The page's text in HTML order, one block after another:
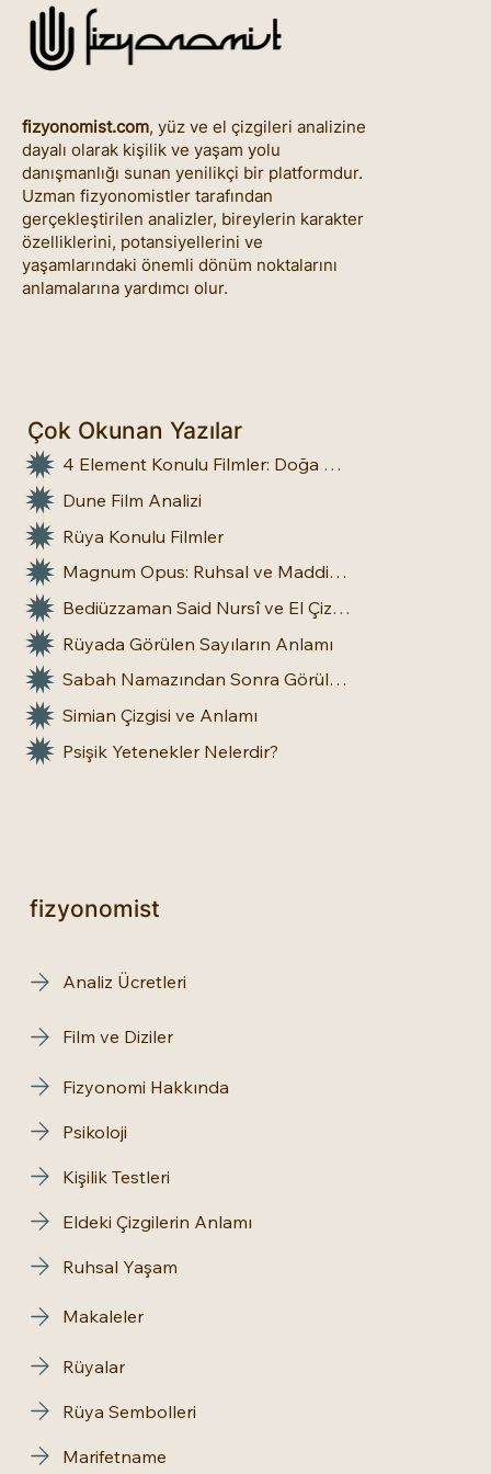
fizyonomist.com, yüz ve el çizgileri analizine
dayalı olarak kişilik ve yaşam yolu
danışmanlığı sunan yenilikçi bir platformdur.
Uzman fizyonomistler tarafından
gerçekleştirilen analizler, bireylerin karakter
özelliklerini, potansiyellerini ve
yaşamlarındaki önemli dönüm noktalarını
anlamalarına yardımcı olur.
Çok Okunan Yazılar
4 Element Konulu Filmler: Doğa Üstü Güçler
Dune Film Analizi
Rüya Konulu Filmler
Magnum Opus: Ruhsal ve Maddi Dönüşümün Büyük Eseri
Bediüzzaman Said Nursî ve El Çizgileri: İnsan Doğasına Dair Bir Bakış
Rüyada Görülen Sayıların Anlamı
Sabah Namazından Sonra Görülen Rüya Gerçek Olur mu?
Simian Çizgisi ve Anlamı
Psişik Yetenekler Nelerdir?
fizyonomist
Analiz Ücretleri
Film ve Diziler
Makaleler
Fizyonomi Hakkında
Psikoloji
Kişilik Testleri
Eldeki Çizgilerin Anlamı
Ruhsal Yaşam
Rüyalar
Rüya Sembolleri
Marifetname